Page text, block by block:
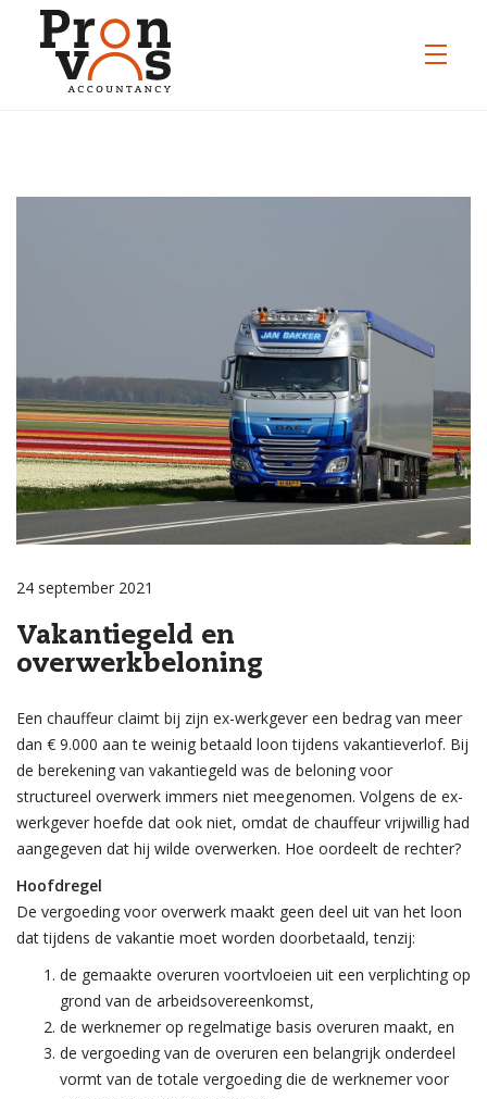
24 september 2021
Vakantiegeld en
overwerkbeloning
Een chauffeur claimt bij zijn ex-werkgever een bedrag van meer
dan € 9.000 aan te weinig betaald loon tijdens vakantieverlof. Bij
de berekening van vakantiegeld was de beloning voor
structureel overwerk immers niet meegenomen. Volgens de ex-
werkgever hoefde dat ook niet, omdat de chauffeur vrijwillig had
aangegeven dat hij wilde overwerken. Hoe oordeelt de rechter?
Hoofdregel
De vergoeding voor overwerk maakt geen deel uit van het loon
dat tijdens de vakantie moet worden doorbetaald, tenzij:
de gemaakte overuren voortvloeien uit een verplichting op
grond van de arbeidsovereenkomst,
de werknemer op regelmatige basis overuren maakt, en
de vergoeding van de overuren een belangrijk onderdeel
vormt van de totale vergoeding die de werknemer voor